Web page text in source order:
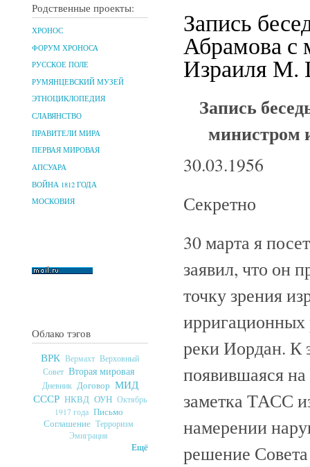
Родственные проекты:
ХРОНОС
ФОРУМ ХРОНОСА
РУССКОЕ ПОЛЕ
РУМЯНЦЕВСКИЙ МУЗЕЙ
ЭТНОЦИКЛОПЕДИЯ
СЛАВЯНСТВО
ПРАВИТЕЛИ МИРА
ПЕРВАЯ МИРОВАЯ
АПСУАРА
ВОЙНА 1812 ГОДА
МОСКОВИЯ
Облако тэгов
ВРК Вермахт Верховный
Совет Вторая мировая
Дневник Договор МИД
СССР НКВД ОУН Октябрь
1917 года Письмо
Соглашение Терроризм
Эмиграция
Ещё
Запись
Абрамова с
Израиля М.
Запись
министром
30.03.1956
Секретно
30 марта я
заявил, что он
точку зрения
ирригационных
реки Иордан. К
появившаяся
заметка ТАСС
намерении
решение